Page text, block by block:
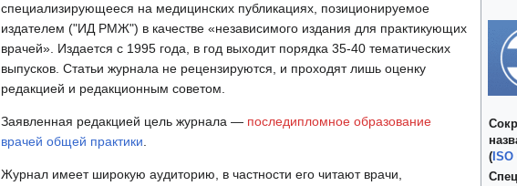
( ISO
специализирующееся на медицинских публикациях, позиционируемое
издателем ("ИД РМЖ") в качестве «независимого издания для практикующих
врачей». Издается с 1995 года, в год выходит порядка 35-40 тематических
выпусков. Статьи журнала не рецензируются, и проходят лишь оценку
редакцией и редакционным советом.
Заявленная редакцией цель журнала — последипломное образование
врачей общей практики
Журнал имеет широкую аудиторию, в частности его читают врачи,